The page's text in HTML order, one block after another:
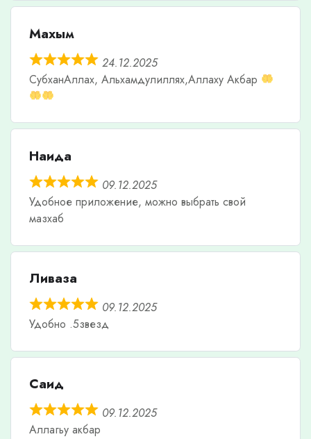
Махым
24.12.2025
СубханАллах, Альхамдулиллях,Аллаху Акбар
Наида
09.12.2025
Удобное приложение, можно выбрать свой
мазхаб
Ливаза
09.12.2025
Удобно .5звезд
Саид
09.12.2025
Аллагьу акбар